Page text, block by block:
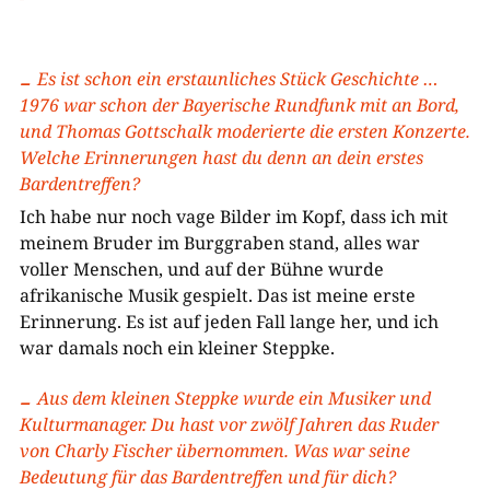
Es ist schon ein erstaunliches Stück Geschichte …
1976 war schon der Bayerische Rundfunk mit an Bord,
und Thomas Gottschalk moderierte die ersten Konzerte.
Welche Erinnerungen hast du denn an dein erstes
Bardentreffen?
Ich habe nur noch vage Bilder im Kopf, dass ich mit
meinem Bruder im Burggraben stand, alles war
voller Menschen, und auf der Bühne wurde
afrikanische Musik gespielt. Das ist meine erste
Erinnerung. Es ist auf jeden Fall lange her, und ich
war damals noch ein kleiner Steppke.
Aus dem kleinen Steppke wurde ein Musiker und
Kulturmanager. Du hast vor zwölf Jahren das Ruder
von Charly Fischer übernommen. Was war seine
Bedeutung für das Bardentreffen und für dich?